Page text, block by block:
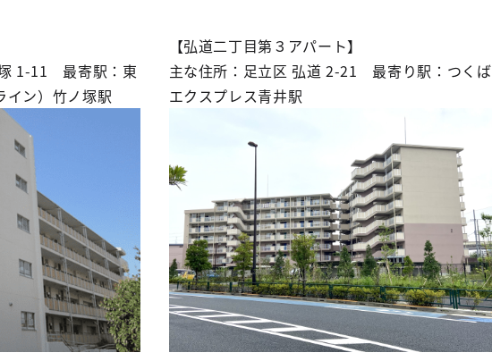
1-11 最寄駅：東
イン）竹ノ塚駅
【弘道二丁目第３アパート】
主な住所：足立区 弘道 2-21 最寄り駅：つくば
エクスプレス青井駅